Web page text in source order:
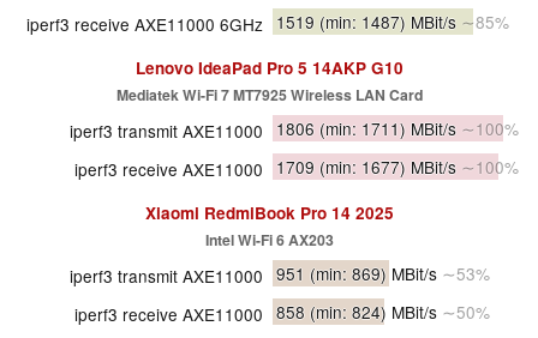
iperf3 receive AXE11000 6GHz 1519 (min: 1487) MBit/s ∼85%
Lenovo IdeaPad Pro 5 14AKP G10
Mediatek Wi-Fi 7 MT7925 Wireless LAN Card
iperf3 transmit AXE11000 1806 (min: 1711) MBit/s ∼100%
iperf3 receive AXE11000
1709 (min: 1677) MBit/s ∼100%
Xiaomi RedmiBook Pro 14 2025
Intel Wi-Fi 6 AX203
iperf3 transmit AXE11000 951 (min: 869) MBit/s ∼53%
iperf3 receive AXE11000 858 (min: 824) MBit/s ∼50%